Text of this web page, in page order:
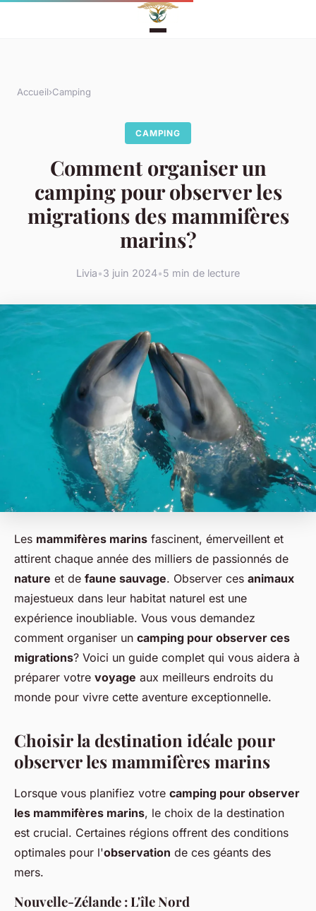
Accueil›Camping
CAMPING
Comment organiser un
camping pour observer les
migrations des mammifères
marins?
Livia•3 juin 2024•5 min de lecture
Les mammifères marins fascinent, émerveillent et
attirent chaque année des milliers de passionnés de
nature et de faune sauvage. Observer ces animaux
majestueux dans leur habitat naturel est une
expérience inoubliable. Vous vous demandez
comment organiser un camping pour observer ces
migrations? Voici un guide complet qui vous aidera à
préparer votre voyage aux meilleurs endroits du
monde pour vivre cette aventure exceptionnelle.
Choisir la destination idéale pour
observer les mammifères marins
Lorsque vous planifiez votre camping pour observer
les mammifères marins, le choix de la destination
est crucial. Certaines régions offrent des conditions
optimales pour l'observation de ces géants des
mers.
Nouvelle-Zélande : L'île Nord